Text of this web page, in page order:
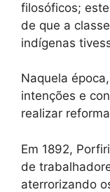
filosóficos;
de que a
indígenas
Naquela
intenções e
realizar
Em 1892,
de
aterrorizando